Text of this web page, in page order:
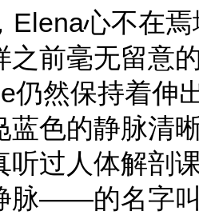
心不在焉
之前毫无留意
仍然保持着伸
蓝色的静脉清
听过人体解
脉——的名字